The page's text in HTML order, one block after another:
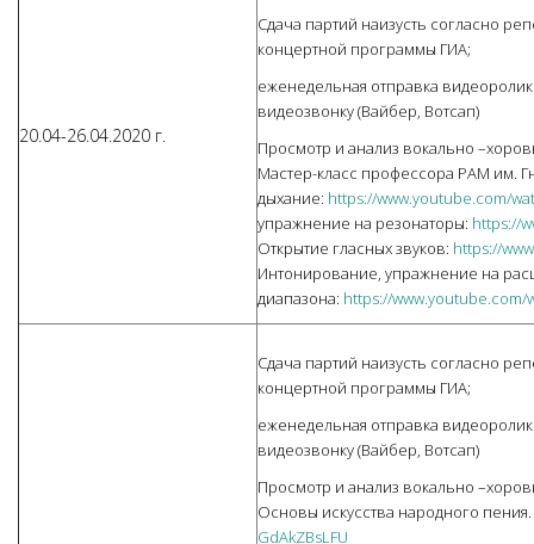
20.04-26.04.2020 г.
Сдача партий наизусть согласно
концертной программы ГИА;
еженедельная отправка
видеозвонку (Вайбер, Вотсап)
Просмотр и анализ вокально
Мастер-класс профессора РАМ им.
дыхание: https://www.youtube.com/
упражнение на резонаторы: https://
Открытие гласных звуков: https://
Интонирование, упражнение на
диапазона: https://www.youtube.com/
Сдача партий наизусть согласно
концертной программы ГИА;
еженедельная отправка
видеозвонку (Вайбер, Вотсап)
Просмотр и анализ вокально
Основы искусства народного
GdAkZBsLFU